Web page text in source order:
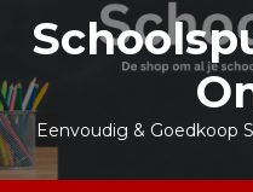
inhoud
Eenvoudig & Goedkoop